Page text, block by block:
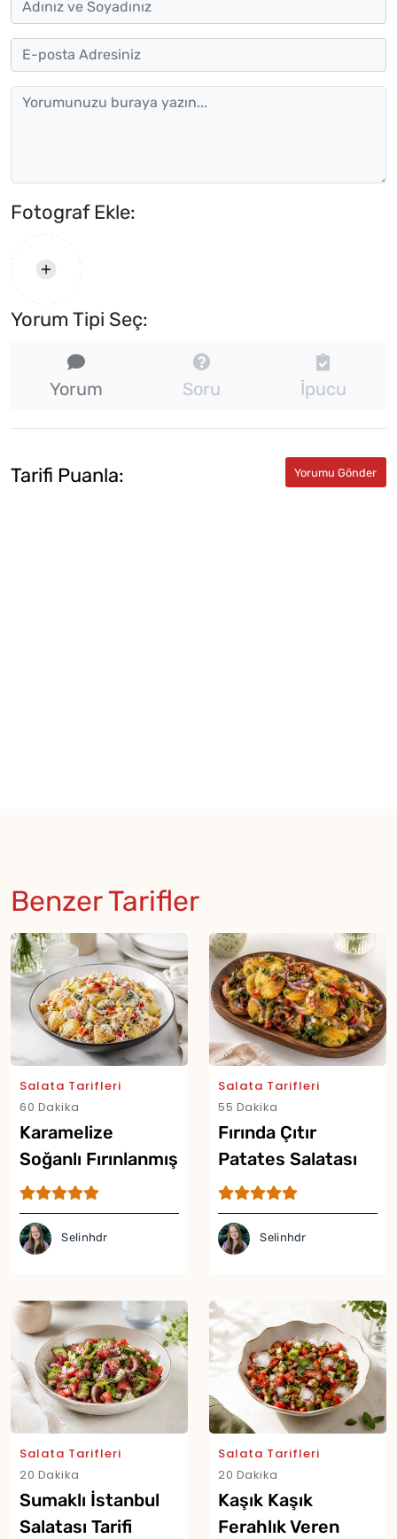
Fotograf Ekle:
Yorum Tipi Seç:
Yorum Soru İpucu
Tarifi Puanla:
Benzer Tarifler
Salata Tarifleri
60 Dakika
Karamelize
Soğanlı Fırınlanmış
Patates Salatası
Tarifi
Selinhdr
Salata Tarifleri
55 Dakika
Fırında Çıtır
Patates Salatası
Tarifi
Selinhdr
Salata Tarifleri
20 Dakika
Sumaklı İstanbul
Salatası Tarifi
Salata Tarifleri
20 Dakika
Kaşık Kaşık
Ferahlık Veren